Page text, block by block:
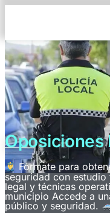
Oposiciones
Fórmate para
seguridad con
legal y técnicas
municipio Accede a
público y seguridad.